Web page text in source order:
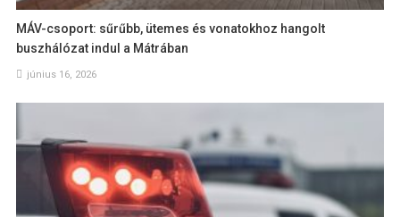
MÁV-csoport: sűrűbb, ütemes és vonatokhoz hangolt
buszhálózat indul a Mátrában
június 16, 2026